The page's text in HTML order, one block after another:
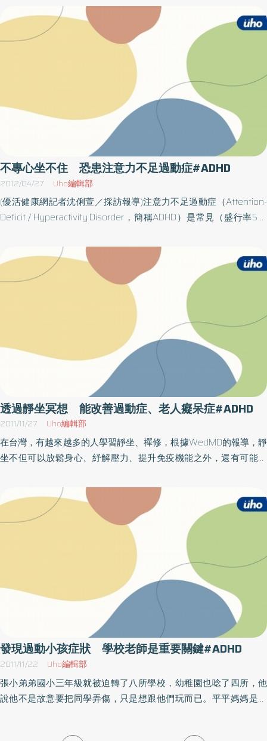
萬不能用！」很多家長視ADHD藥物為毒藥，而不願讓孩子用藥治
療，林醫師表示，事實上就算是行為處置都有副作用，嚴格的體罰
雖可讓孩子不敢離開座位，但所帶來的副作用就是親子關係不佳或
對他人充滿仇恨。一些家長因為不了解ADHD的孩子的成因，等到家
長疲於教養ADHD孩子再回頭尋求正規醫學幫助時，往往已錯失黃金
治療期，也浪費孩子適合學習的時機，甚至因孩子學習的挫折，而
產生其他憂鬱、低自尊、自我放棄等更為棘手的問題。呼籲家長
「及早發現，及早治療」，因為注意力是所有學習的基礎，千萬不
要拿孩子寶貴的青春，賭上孩子的一生。
父母都不知該如何是好。而疼愛倫倫的祖父母一再向他們保證：
「男孩子本來就是這樣，長大就會好了!」然而事實證明，他並沒有
隨著長大而變好。桃園療養院兒童青少年精神科主任陳質采醫師表
示，這是注意力不足過動症（ADHD）症狀，有高達50～60％的症
狀比例會一直持續到成年，家長不可不慎！醫師說明，注意力不足
過動症（Attention deficit hyperactivity disorder, ADHD）主要特徵
如：難以專注、過動和衝動。注意力不足使得孩子容易分心或是很
快就對事情感到厭煩；過動的孩子總是動個不停，上課時經常在座
位上扭動、走動、不停晃腳或碰每樣東西；而衝動使得孩子無法控
制他們的行為，常常脫口說出不適當的話；排隊時，很難守規矩乖
乖等待，或從別的孩子手中搶奪玩具，不高興打人等等。如果孩子
在七歲前有以上症狀且持續超過六個月，而這些行為至少造成孩子
在兩個不同生活情境上的障礙，即診斷為注意力不足過動症。根據
統計，台灣孩童被診斷患有ADHD的比例約有7～8％，部份孩童的症
狀在長大後雖會減輕，但高達50～60％的症狀會一直持續到成年。
於更全面的影響到孩子日後的學習成就、人際關係、自信心等，就
很可惜了。陳質采醫師表示，孩子在七歲前的症狀多半侷限在難以
專注、過動和衝動，到了十一歲則會因這些症狀受到外在環境的指
責或排斥，漸漸演變成學習、人際關係的障礙，此時若沒有介入處
理，就會衍伸出逃學、攻擊、反抗、偷竊、吸毒、逃家、援交等更
多的違抗行為。陳質采醫師表示，ADHD治療應針對問題以認知行為
治療及藥物治療。一般而言，學前孩子會先以行為治療介入，七歲
後則視症狀嚴重程度合併藥物治療。此外，在孩子學習結構較為單
純時即介入治療，效果較佳。至於家長們擔心的藥物副作用，醫師
也說明，需進行風險效益評估，倘若藥物治療的副作用遠低於「不
治療的副作用」，就該接受藥物治療。面對過動症，家長應有正確
的觀念及足夠的耐心，同時建議可以上台灣兒童精神醫學會網站查
詢提供兒童心智科或精神科的服務醫療院所，趁早就醫才能真正幫
助到孩子。
不專心坐不住 恐患注意力不足過動症#ADHD
2012/04/27 Uho編輯部
(優活健康網記者沈俐萱／採訪報導)注意力不足過動症（Attention-
Deficit / Hyperactivity Disorder，簡稱ADHD）是常見（盛行率5～
出社會工作等都將造成極大的衝擊。根據行政院衛生署藥物食品第
271期指出，造成ADHD的原因還沒有定論，但是基本上研究發現，
主要是因為腦部額葉皮質下及其他腦區迴路的功能異常，造成孩子
出現不專心、衝動、坐不住、情緒和動作的控制失調、以及組織計
畫的能力不佳等問題。凱旋醫院兒童青少年精神科李幸蓉醫師指
出，罹患「注意力過動缺陷症」的孩童，其實有將近60％的機會會
延續到成人，成人時的表現常以做事沒有效率、缺乏組織規劃、逃
避需要集中精神的工作項目、漫不經心、常感到無聊、喜歡刺激度
高、危險又冒險的活動、挫折忍受度差、做事衝動、不加思索常做
出危險的事情、沒有耐心、常發怒，有時症狀甚至會終其一生。根
據衛生署指出，目前核准用以治療ADHD的藥物是（一）中樞神經興
奮劑：Methylphenidate，MPH（短效型MPH，Ritalin；長效型
MPH，Concerta），國際上已使用於治療ADHD超過50年了，衛生
署也核准MPH治療ADHD長達數十年了；（二）非中樞神經興奮劑：
Atomoxetine（思銳）。國內的臨床試驗及觀察性研究均證實，這
多個學會和國家視為第一線用藥，但是對於ADHD合併物質濫用、焦
慮症或不自主抽搐症的患者，可考慮以Atomoxetine為首選的藥
物。注意力不足過動症是一種持續且需長時間治療的疾病，除了長
期且規律的藥物治療外，還要配合行為輔導，過動兒的家長須耐心
地和醫師配合（包括指導過動兒服藥、行為輔導與環境維持），才
能達到最理想的治療效果。李幸蓉醫師說，許多家長常以為小朋友
注意力不集中、好動、坐不住等這些行為，只是成長過程的調皮搗
蛋，因此錯過了治療的黃金期，她也提醒，當小學求學階段發生相
關問題，最好能把握小學治療的黃金階段。
透過靜坐冥想 能改善過動症、老人癡呆症#ADHD
2011/11/27 Uho編輯部
在台灣，有越來越多的人學習靜坐、禪修，根據WedMD的報導，靜
坐不但可以放鬆身心、紓解壓力、提升免疫機能之外，還有可能預
AD）的發生或是減緩這些疾病的發生。許多神經專家表示，透過這
項研究顯示，在未來治療某些精神疾病的時候，不會只依靠藥物，
還可以透過靜坐來改善。主持這項研究的耶魯神經治療診所（Yale
Therapeutic Neuroscience Clinic）布魯爾（Judson Brewer）博士
表示，在我們的腦袋當中，存在著兩種網絡，一種是專注網絡
（Attentional network），一種是預設網絡（Default network），
一般我們在處理事情的時候，需要專注網絡的幫助，才能完成工
作；但是當我們沒有專注在外在的時候，預設網絡就會出現，像是
做白日夢、腦中的喃喃自語等，都會透過預設網路來處理。而透這
個研究我們可以發現到，當一個人開始靜坐冥想的時候，會無形之
中改變預設網絡既有模式，也就是透過靜坐冥想，可以整理預設網
絡的狀態，並且在你的預設網絡還沒有分心、走偏時，把它拉回到
正常的模式。布魯爾博士表示，過去的研究發現到，靜坐冥想可以
改變大腦的結構，增強大腦的活動力。布朗大學（Brown
University）的神經科學主任柯爾（Catherine Kerr）博士表示，靜
的大腦不會淹沒在無意識的負面思維中，不但可以讓你遠離ADHD、
發現過動小孩症狀 學校老師是重要關鍵#ADHD
2011/11/22 Uho編輯部
張小弟弟國小三年級就被迫轉了八所學校，幼稚園也唸了四所，他
說他不是故意要把同學弄傷，只是想跟他們玩而已。平平媽媽是國